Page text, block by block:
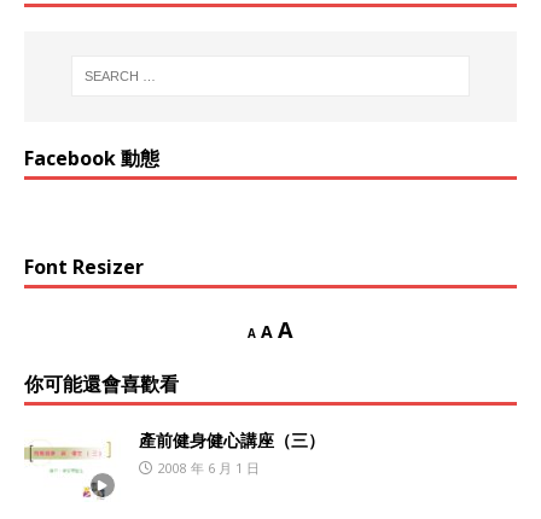
Facebook 動態
Font Resizer
A A A
你可能還會喜歡看
產前健身健心講座（三）
2008 年 6 月 1 日